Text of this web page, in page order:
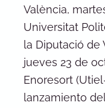
València,
Universitat
la Diputació de
jueves 23 de
Enoresort
lanzamiento